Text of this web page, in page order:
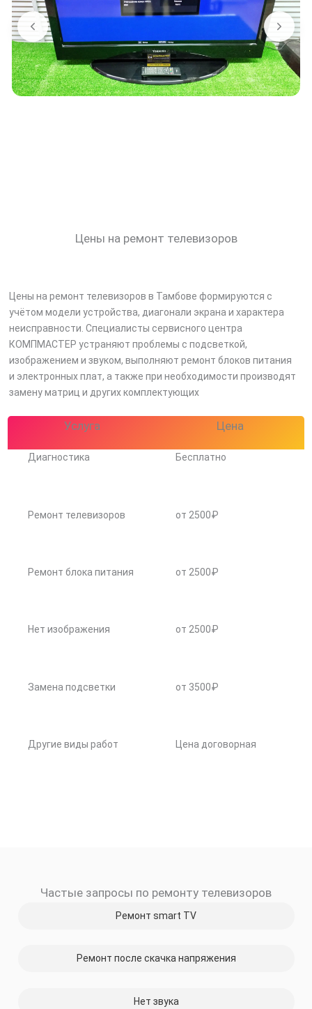
Цены на ремонт телевизоров
Цены на ремонт телевизоров в Тамбове формируются с
учётом модели устройства, диагонали экрана и характера
неисправности. Специалисты сервисного центра
КОМПМАСТЕР устраняют проблемы с подсветкой,
изображением и звуком, выполняют ремонт блоков питания
и электронных плат, а также при необходимости производят
замену матриц и других комплектующих
Услуга Цена
Диагностика Бесплатно
Ремонт телевизоров от 2500₽
Ремонт блока питания от 2500₽
Нет изображения от 2500₽
Замена подсветки от 3500₽
Другие виды работ Цена договорная
Частые запросы по ремонту телевизоров
Ремонт smart TV
Ремонт после скачка напряжения
Нет звука